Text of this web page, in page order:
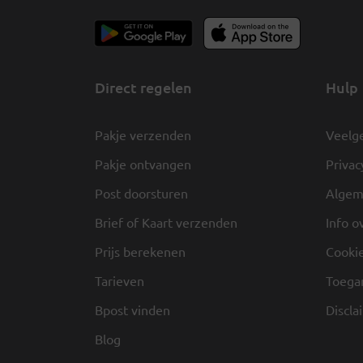
Direct regelen
Pakje verzenden
Pakje ontvangen
Post doorsturen
Brief of Kaart verzenden
Prijs berekenen
Tarieven
Bpost vinden
Blog
Hulp
Info